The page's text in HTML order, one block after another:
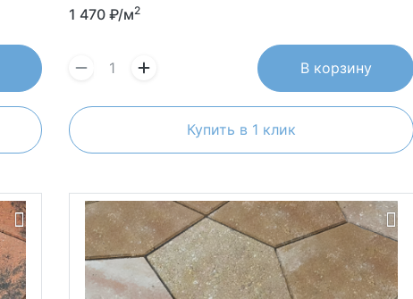
1 470 ₽/м2
В корзину
Купить в 1 клик